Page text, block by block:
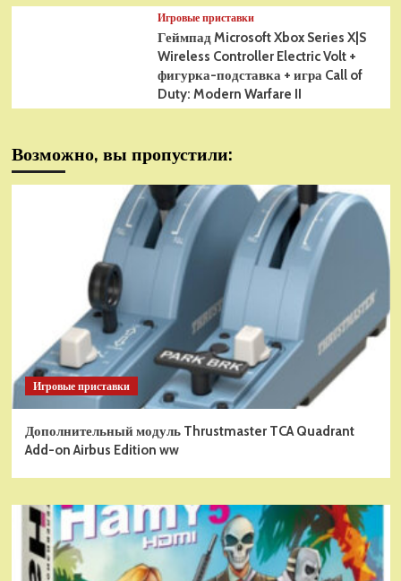
Игровые приставки
Геймпад Microsoft Xbox Series X|S
Wireless Controller Electric Volt +
фигурка-подставка + игра Call of
Duty: Modern Warfare II
Возможно, вы пропустили:
Игровые приставки
Дополнительный модуль Thrustmaster TCA Quadrant
Add-on Airbus Edition ww